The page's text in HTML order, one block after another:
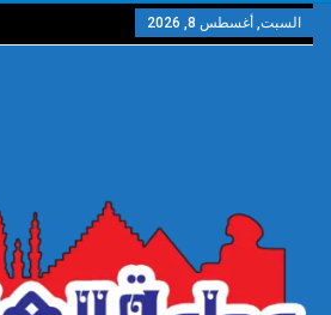
السبت, أغسطس 8, 2026